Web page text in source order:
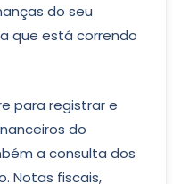
do seu
que está correndo
para registrar e
do
a consulta dos
Notas fiscais,